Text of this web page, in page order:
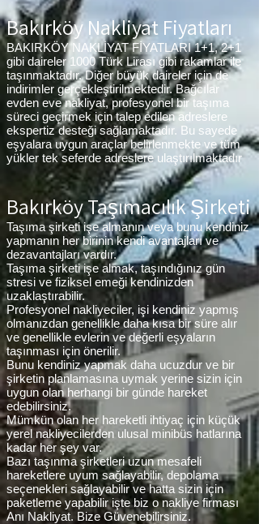
Bakırköy Nakliyat Fiyatları
BAKIRKÖY NAKLİYAT FİYATLARI 1+1, 2+1
gibi daireler 1000 Türk Lirası gibi rakamlar ile
taşınmaktadır. Diğer büyük daireler için de
indirimler gerçekleştirilmektedir. Bağcılar
evden eve nakliyat, profesyonel bir taşıma
süreci geçirmek için talep edilen adreslere
ekspertiz desteği sağlamaktadır. Bu sayede
eşyalara uygun araçlar belirlenmekte ve tüm
yükler tek seferde adreslere ulaştırılmaktadır
Bakırköy Taşımacılık Şirketi
Taşıma şirketi işe almanın veya bunu kendiniz
yapmanın her birinin kendi avantajları ve
dezavantajları vardır.
Taşıma şirketi işe almak, taşındığınız gün
stresi ve fiziksel emeği kendinizden
uzaklaştırabilir.
Profesyonel nakliyeciler, işi kendiniz yapmış
olmanızdan genellikle daha kısa bir süre alır
ve genellikle evlerin ve değerli eşyaların
taşınması için önerilir.
Bunu kendiniz yapmak daha ucuzdur ve bir
şirketin planlamasına uymak yerine sizin için
uygun olan herhangi bir günde hareket
edebilirsiniz.
Mümkün olan her hareketli ihtiyaç için küçük
yerel nakliyecilerden ulusal minibüs hatlarına
kadar her şey var.
Bazı taşınma şirketleri uzun mesafeli
hareketlere uyum sağlayabilir, depolama
seçenekleri sağlayabilir ve hatta sizin için
paketleme yapabilir işte biz o nakliye firması
Anı Nakliyat. Bize Güvenebilirsiniz.